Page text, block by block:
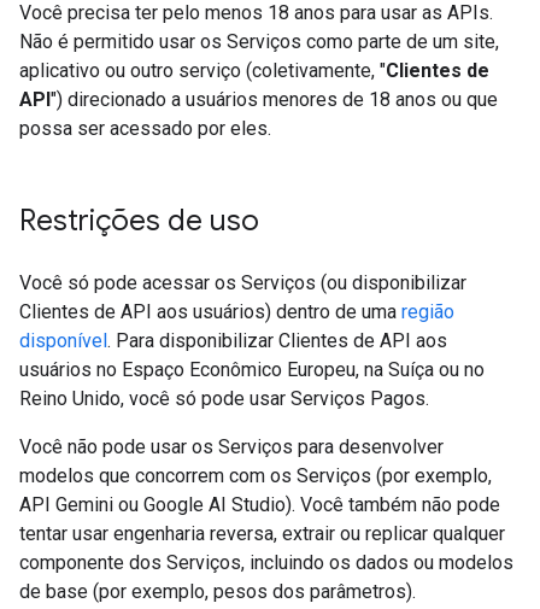
Você precisa ter pelo menos 18 anos para usar as APIs.
Não é permitido usar os Serviços como parte de um site,
aplicativo ou outro serviço (coletivamente, "Clientes de
API") direcionado a usuários menores de 18 anos ou que
possa ser acessado por eles.
Restrições de uso
Você só pode acessar os Serviços (ou disponibilizar
Clientes de API aos usuários) dentro de uma região
disponível. Para disponibilizar Clientes de API aos
usuários no Espaço Econômico Europeu, na Suíça ou no
Reino Unido, você só pode usar Serviços Pagos.
Você não pode usar os Serviços para desenvolver
modelos que concorrem com os Serviços (por exemplo,
API Gemini ou Google AI Studio). Você também não pode
tentar usar engenharia reversa, extrair ou replicar qualquer
componente dos Serviços, incluindo os dados ou modelos
de base (por exemplo, pesos dos parâmetros).